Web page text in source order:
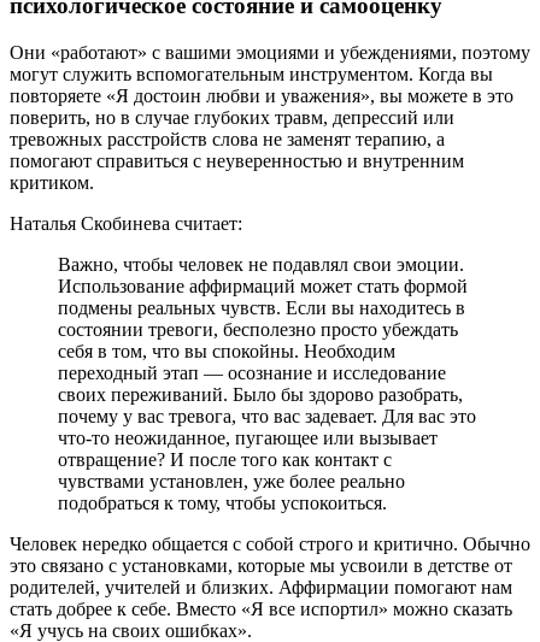
психологическое состояние и самооценку
Они «работают» с вашими эмоциями и убеждениями, поэтому
могут служить вспомогательным инструментом. Когда вы
повторяете «Я достоин любви и уважения», вы можете в это
поверить, но в случае глубоких травм, депрессий или
тревожных расстройств слова не заменят терапию, а
помогают справиться с неуверенностью и внутренним
критиком.
Наталья Скобинева считает:
Важно, чтобы человек не подавлял свои эмоции.
Использование аффирмаций может стать формой
подмены реальных чувств. Если вы находитесь в
состоянии тревоги, бесполезно просто убеждать
себя в том, что вы спокойны. Необходим
переходный этап — осознание и исследование
своих переживаний. Было бы здорово разобрать,
почему у вас тревога, что вас задевает. Для вас это
что-то неожиданное, пугающее или вызывает
отвращение? И после того как контакт с
чувствами установлен, уже более реально
подобраться к тому, чтобы успокоиться.
Человек нередко общается с собой строго и критично. Обычно
это связано с установками, которые мы усвоили в детстве от
родителей, учителей и близких. Аффирмации помогают нам
стать добрее к себе. Вместо «Я все испортил» можно сказать
«Я учусь на своих ошибках».